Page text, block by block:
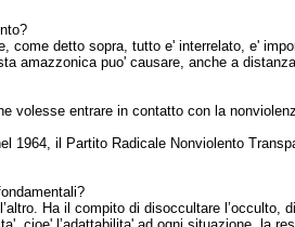
come detto sopra, tutto e' interrelato, e'
amazzonica puo' causare, anche a
volesse entrare in contatto con la
1964, il Partito Radicale Nonviolento
Ha il compito di disoccultare l’occulto,